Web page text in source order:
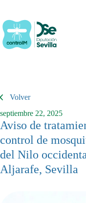
contenido
Volver
septiembre 22, 2025
Aviso de
control de
del Nilo
Aljarafe, Sevilla